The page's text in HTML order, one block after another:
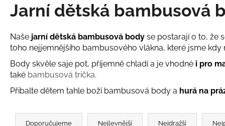
Jarní dětská bambusová
Naše jarní dětská bambusová body se postarají o to, že
toho nejjemnějšího bambusového vlákna, které jsme kdy
Body skvěle saje pot, příjemně chladí a je vhodné i pro
také bambusová trička.
Přibalte dětem tahle boží bambusová body a hurá na
Ř
Doporučujeme Nejlevnější Nejdražší
LETNÍ KLOBOUČEK S OUŠKY UV 30